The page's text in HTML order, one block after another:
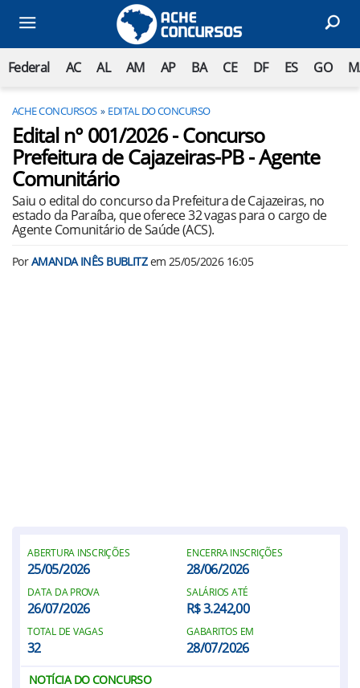
Federal AC AL AM AP BA CE DF ES GO
ACHE CONCURSOS EDITAL DO CONCURSO
Edital n° 001/2026 - Concurso
Prefeitura de Cajazeiras-PB - Agente
Comunitário
Saiu o edital do concurso da Prefeitura de Cajazeiras, no
estado da Paraíba, que oferece 32 vagas para o cargo de
Agente Comunitário de Saúde (ACS).
PorAMANDA INÊS BUBLITZem 25/05/2026 16:05
ABERTURA INSCRIÇÕES
25/05/2026
ENCERRA INSCRIÇÕES
28/06/2026
DATA DA PROVA
26/07/2026
SALÁRIOS ATÉ
R$ 3.242,00
TOTAL DE VAGAS
32
GABARITOS EM
28/07/2026
NOTÍCIA DO CONCURSO